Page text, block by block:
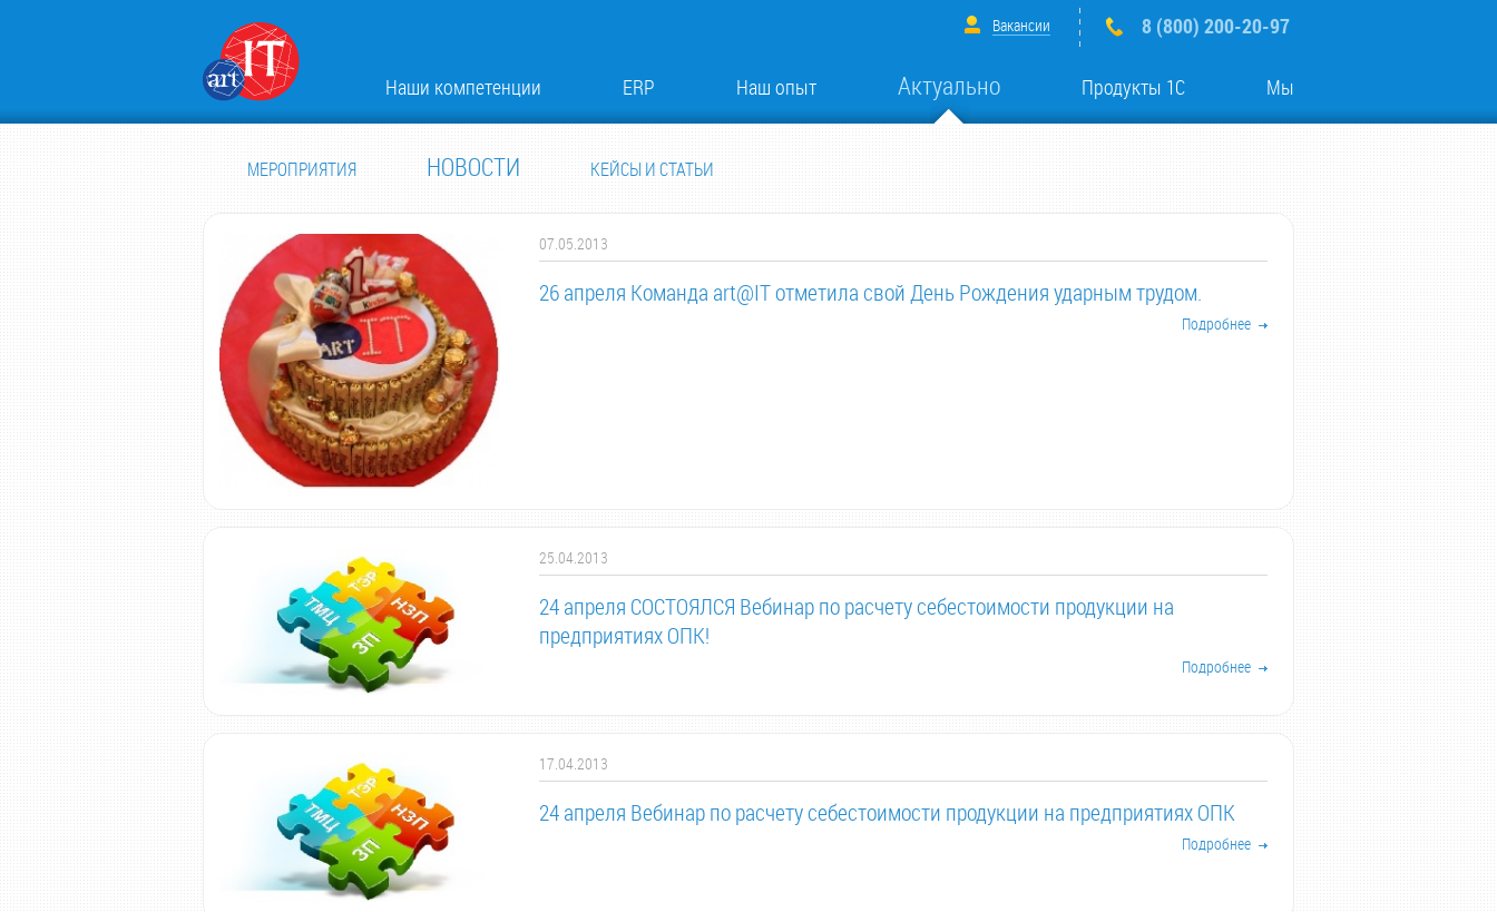
Вакансии 8 (800) 200-20-97
Наши компетенции ERP Наш опыт Актуально Продукты 1С Мы
МЕРОПРИЯТИЯ НОВОСТИ КЕЙСЫ И СТАТЬИ
07.05.2013
26 апреля Команда art@IT отметила свой День Рождения ударным трудом.
Подробнее
25.04.2013
24 апреля СОСТОЯЛСЯ Вебинар по расчету себестоимости продукции на
предприятиях ОПК!
Подробнее
17.04.2013
24 апреля Вебинар по расчету себестоимости продукции на предприятиях ОПК
Подробнее